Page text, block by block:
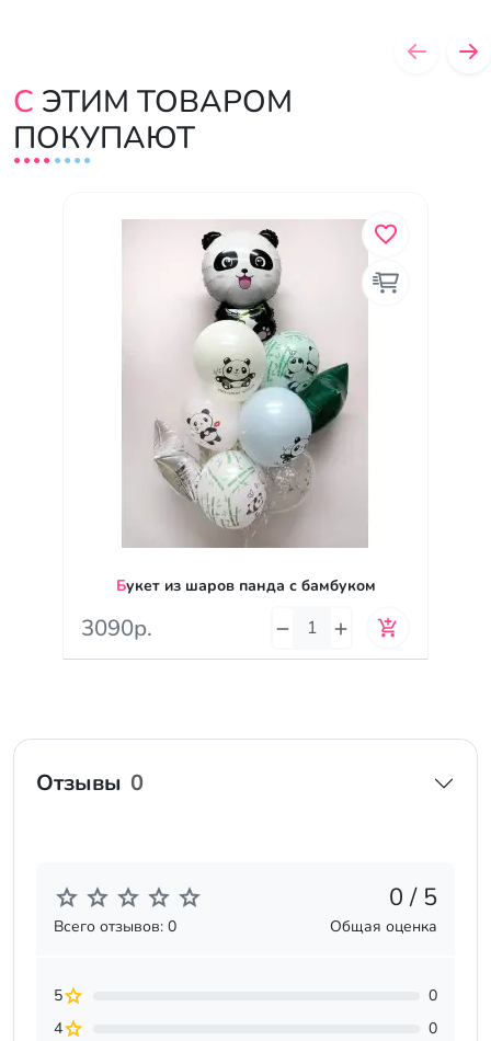
С ЭТИМ ТОВАРОМ
ПОКУПАЮТ
Букет из шаров панда с бамбуком
3090р.
Отзывы 0
0 / 5
Всего отзывов: 0 Общая оценка
5
0
4
0